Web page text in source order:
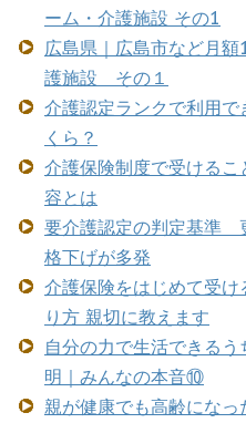
ーム・介護施設 その1
広島県｜広島市など月
護施設 その１
介護認定ランクで利用
くら？
介護保険制度で受ける
容とは
要介護認定の判定基準
格下げが多発
介護保険をはじめて受
り方 親切に教えます
自分の力で生活できる
明｜みんなの本音⑩
親が健康でも高齢にな